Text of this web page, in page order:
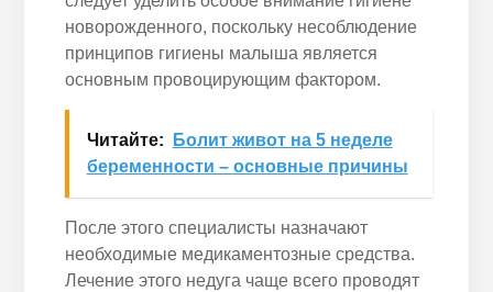
новорожденного, поскольку несоблюдение
принципов гигиены малыша является
основным провоцирующим фактором.
Читайте:
Болит живот на 5 неделе
беременности – основные причины
После этого специалисты назначают
необходимые медикаментозные средства.
Лечение этого недуга чаще всего проводят